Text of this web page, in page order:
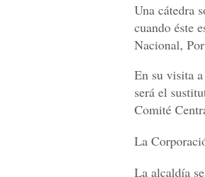
Una cátedra
cuando éste
Nacional,
En su visita
será el
Comité
La
La alcaldía